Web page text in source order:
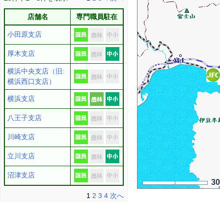
店舗名 専門職員駐在
小田原支店
厚木支店
横浜中央支店（旧:
横浜西口支店）
横浜支店
八王子支店
川崎支店
立川支店
沼津支店
1 2 3 4 次へ